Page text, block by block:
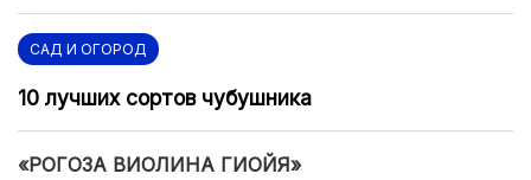
САД И ОГОРОД
10 лучших сортов чубушника
«РОГОЗА ВИОЛИНА ГИОЙЯ»